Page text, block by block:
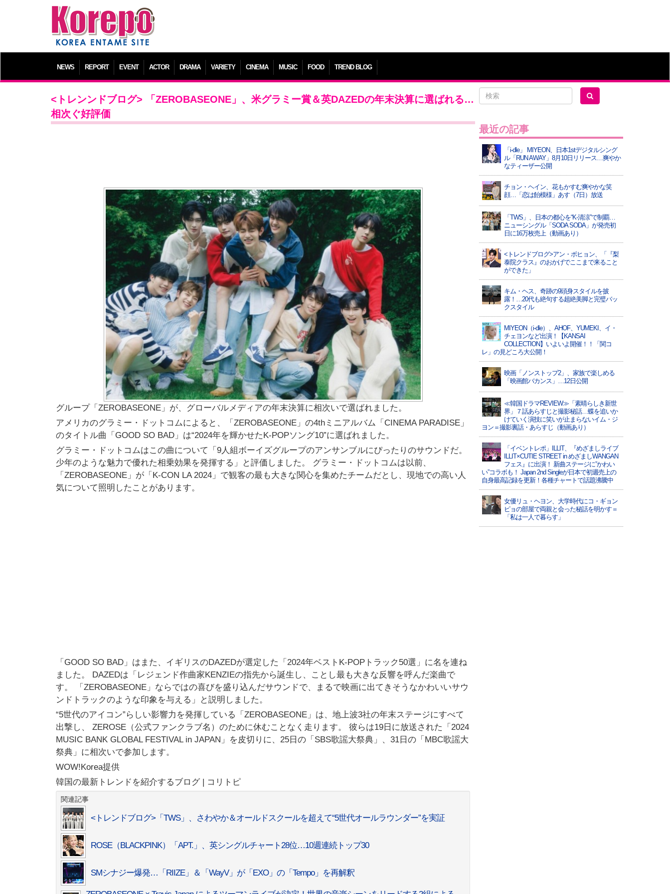
NEWS REPORT EVENT ACTOR DRAMA VARIETY CINEMA MUSIC FOOD TREND BLOG
<トレンンドブログ> 「ZEROBASEONE」、米グラミー賞＆英DAZEDの年末決算に選ばれる…
相次ぐ好評価
グループ「ZEROBASEONE」が、グローバルメディアの年末決算に相次いで選ばれました。
アメリカのグラミー・ドットコムによると、「ZEROBASEONE」の4thミニアルバム「CINEMA PARADISE」
のタイトル曲「GOOD SO BAD」は“2024年を輝かせたK-POPソング10”に選ばれました。
グラミー・ドットコムはこの曲について「9人組ボーイズグループのアンサンブルにぴったりのサウンドだ。
少年のような魅力で優れた相乗効果を発揮する」と評価しました。 グラミー・ドットコムは以前、
「ZEROBASEONE」が「K-CON LA 2024」で観客の最も大きな関心を集めたチームだとし、現地での高い人
気について照明したことがあります。
「GOOD SO BAD」はまた、イギリスのDAZEDが選定した「2024年ベストK-POPトラック50選」に名を連ね
ました。 DAZEDは「レジェンド作曲家KENZIEの指先から誕生し、ことし最も大きな反響を呼んだ楽曲で
す。 「ZEROBASEONE」ならではの喜びを盛り込んだサウンドで、まるで映画に出てきそうなかわいいサウ
ンドトラックのような印象を与える」と説明しました。
“5世代のアイコン”らしい影響力を発揮している「ZEROBASEONE」は、地上波3社の年末ステージにすべて
出撃し、 ZEROSE（公式ファンクラブ名）のために休むことなく走ります。 彼らは19日に放送された「2024
MUSIC BANK GLOBAL FESTIVAL in JAPAN」を皮切りに、25日の「SBS歌謡大祭典」、31日の「MBC歌謡大
祭典」に相次いで参加します。
WOW!Korea提供
韓国の最新トレンドを紹介するブログ | コリトピ
関連記事
<トレンドブログ>「TWS」、さわやか＆オールドスクールを超えて“5世代オールラウンダー”を実証
ROSE（BLACKPINK）「APT.」、英シングルチャート28位…10週連続トップ30
SMシナジー爆発…「RIIZE」＆「WayV」が「EXO」の「Tempo」を再解釈
最近の記事
「i-dle」 MIYEON、日本1stデジタルシング
ル「RUN AWAY」8月10日リリース…爽やか
なティーザー公開
チョン・ヘイン、花もかすむ爽やかな笑
顔…「恋は飴模様」あす（7日）放送
「TWS」、日本の都心を“K-清涼”で制覇…
ニューシングル「SODA SODA」が発売初
日に16万枚売上（動画あり）
<トレンドブログ>アン・ボヒョン、「『梨
泰院クラス』のおかげでここまで来ること
ができた」
キム・ヘス、奇跡の9頭身スタイルを披
露！…20代も絶句する超絶美脚と完璧バッ
クスタイル
MIYEON（i-dle）、​AHOF​、YUMEKI、イ・
チェヨンなど出演！【KANSAI
COLLECTION】いよいよ開催！！「関コ
レ」の見どころ大公開！
映画「ノンストップ2」、家族で楽しめる
「映画館バカンス」…12日公開
≪韓国ドラマREVIEW≫「素晴らしき新世
界」７話あらすじと撮影秘話…蝶を追いか
けていく演技に笑いが止まらないイム・ジ
ヨン＝撮影裏話・あらすじ（動画あり）
「イベントレポ」ILLIT、『めざましライブ
ILLIT×CUTIE STREET in めざましWANGAN
フェス』に出演！ 新曲ステージに”かわい
い”コラボも！ Japan 2nd Singleが日本で初週売上の
自身最高記録を更新！各種チャートで話題沸騰中
女優リュ・ヘヨン、大学時代にコ・ギョン
ピョの部屋で両親と会った秘話を明かす＝
「私は一人で暮らす」